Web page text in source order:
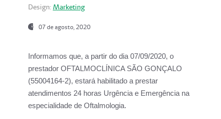
Design: Marketing
07 de agosto, 2020
Informamos que, a partir do dia07/09/2020, o
prestador OFTALMOCLÍNICA SÃO GONÇALO
(55004164-2), estará habilitado a prestar
atendimentos 24 horas Urgência e Emergência na
especialidade de Oftalmologia.